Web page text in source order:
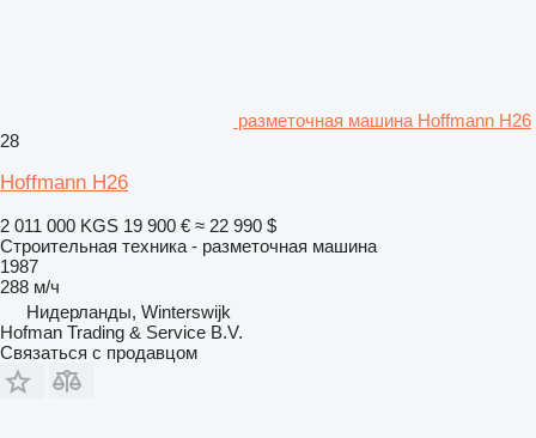
разметочная машина Hoffmann H26
28
Hoffmann H26
2 011 000 KGS 19 900 € ≈ 22 990 $
Строительная техника - разметочная машина
1987
288 м/ч
Нидерланды, Winterswijk
Hofman Trading & Service B.V.
Связаться с продавцом